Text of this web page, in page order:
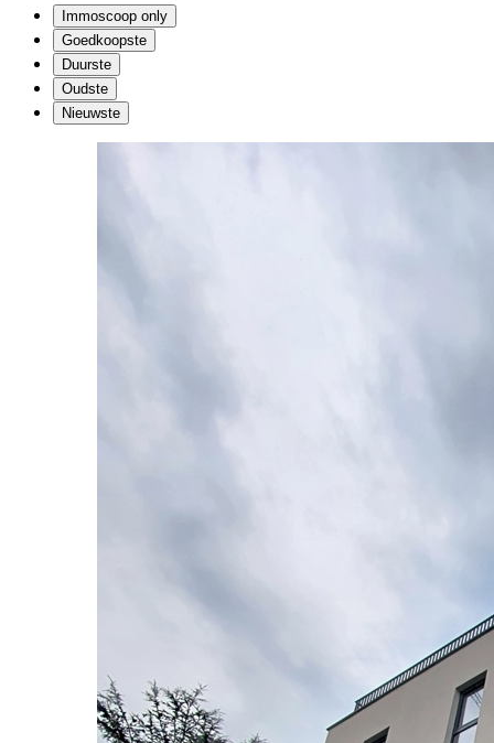
Immoscoop only
Goedkoopste
Duurste
Oudste
Nieuwste